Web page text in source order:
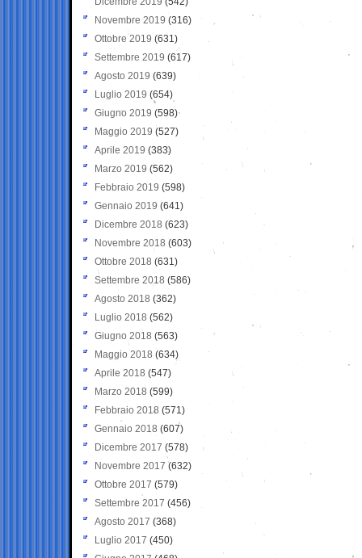
Novembre 2019 (316)
Ottobre 2019 (631)
Settembre 2019 (617)
Agosto 2019 (639)
Luglio 2019 (654)
Giugno 2019 (598)
Maggio 2019 (527)
Aprile 2019 (383)
Marzo 2019 (562)
Febbraio 2019 (598)
Gennaio 2019 (641)
Dicembre 2018 (623)
Novembre 2018 (603)
Ottobre 2018 (631)
Settembre 2018 (586)
Agosto 2018 (362)
Luglio 2018 (562)
Giugno 2018 (563)
Maggio 2018 (634)
Aprile 2018 (547)
Marzo 2018 (599)
Febbraio 2018 (571)
Gennaio 2018 (607)
Dicembre 2017 (578)
Novembre 2017 (632)
Ottobre 2017 (579)
Settembre 2017 (456)
Agosto 2017 (368)
Luglio 2017 (450)